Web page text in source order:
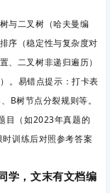
与二叉树（哈夫曼编
序（稳定性与复杂度对
、二叉树非递归遍历）
。易错点提示 ：打卡表
树节点分裂规则等。
目（如2023年真题的
训练后对照参考答案
学，文末有文档编